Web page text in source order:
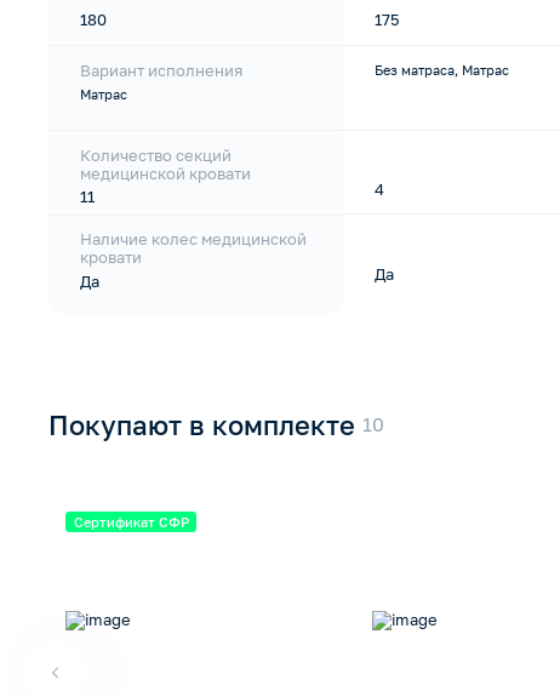
180
Вариант исполнения
Матрас
Количество секций
медицинской кровати
11
Наличие колес медицинской
кровати
Да
175
Без матраса, Матрас
4
Да
Покупают в комплекте
Сертификат СФР